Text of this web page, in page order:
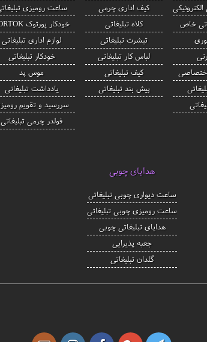
خاص
کیف اداری چرمی
کلاه تبلیغاتی
تیشرت تبلیغاتی
لباس کار تبلیغاتی
کیف تبلیغاتی
پیش بند تبلیغاتی
ساعت رومیزی
خودکار پورتوک PORTOK
لوازم اداری تبلیغاتی
خودکار تبلیغاتی
موس پد
یادداشت تبلیغاتی
سررسید و تقویم
فولدر چرمی تبلیغاتی
هدایای چوبی
ساعت دیواری چوبی تبلیغاتی
ساعت رومیزی چوبی تبلیغاتی
هدایای تبلیغاتی چوبی
جعبه پذیرایی
گلدان تبلیغاتی